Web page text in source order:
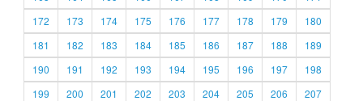
172
173 174 175 176 177 178 179
180
181
182 183 184 185 186 187 188
189
190
191 192 193 194 195 196 197
198
199
200 201 202 203 204 205 206
207